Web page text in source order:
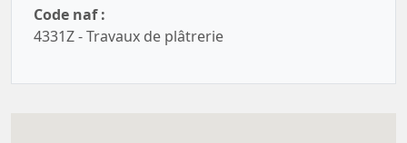
Code naf :
4331Z - Travaux de plâtrerie